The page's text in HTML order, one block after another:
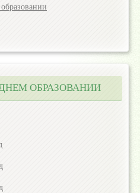
ОБРАЗОВАНИИ